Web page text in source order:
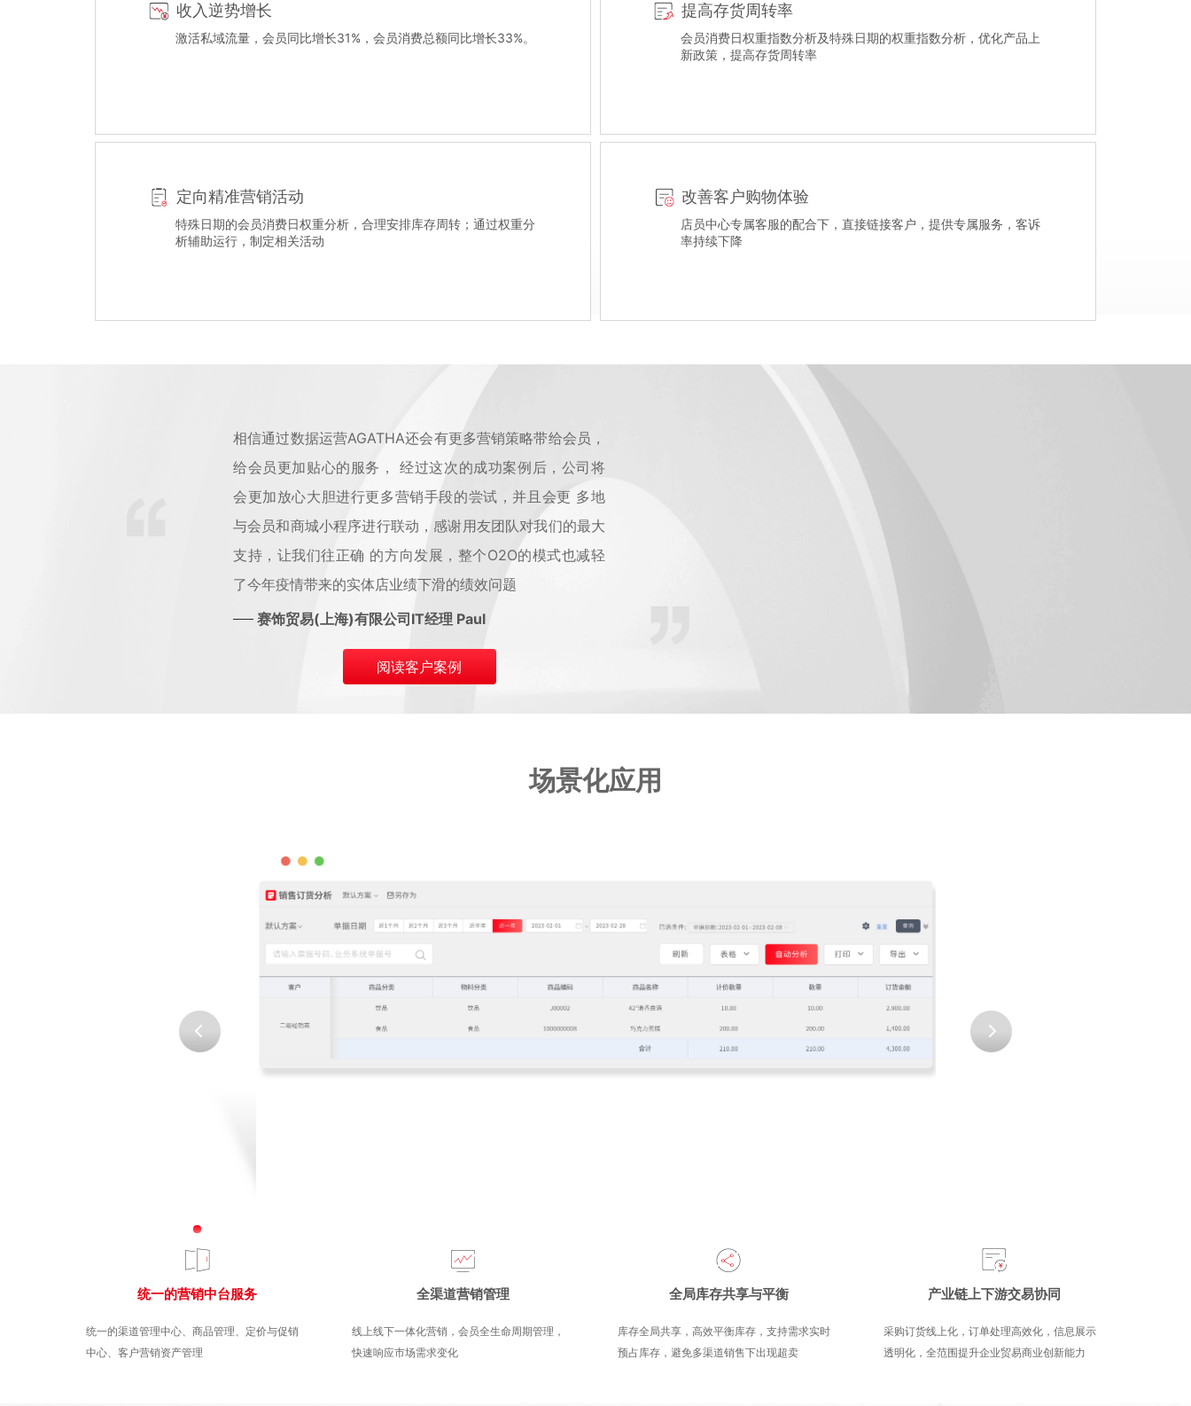
收入逆势增长
激活私域流量，会员同比增长31%，会员消费总额同比增长33%。
提高存货周转率
会员消费日权重指数分析及特殊日期的权重指数分析，优化产品上
新政策，提高存货周转率
定向精准营销活动
特殊日期的会员消费日权重分析，合理安排库存周转；通过权重分
析辅助运行，制定相关活动
改善客户购物体验
店员中心专属客服的配合下，直接链接客户，提供专属服务，客诉
率持续下降
相信通过数据运营AGATHA还会有更多营销策略带给会员，
给会员更加贴心的服务， 经过这次的成功案例后，公司将
会更加放心大胆进行更多营销手段的尝试，并且会更 多地
与会员和商城小程序进行联动，感谢用友团队对我们的最大
支持，让我们往正确 的方向发展，整个O2O的模式也减轻
了今年疫情带来的实体店业绩下滑的绩效问题
赛饰贸易(上海)有限公司IT经理 Paul
阅读客户案例
场景化应用
统一的营销中台服务
统一的渠道管理中心、商品管理、定价与促销
中心、客户营销资产管理
全渠道营销管理
线上线下一体化营销，会员全生命周期管理，
快速响应市场需求变化
全局库存共享与平衡
库存全局共享，高效平衡库存，支持需求实时
预占库存，避免多渠道销售下出现超卖
产业链上下游交易协同
采购订货线上化，订单处理高效化，信息展示
透明化，全范围提升企业贸易商业创新能力